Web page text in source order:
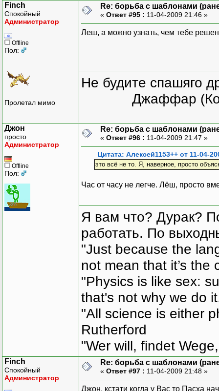
Finch
Спокойный
Администратор
Offline
Пол:
Пролетал мимо
Re: борьба с шаблонами
« Ответ #95 : 11-04-2009 21:46 »
Леш, а можно узнать, чем тебе
Не будите спашяго
Джаффар
Джон
просто
Администратор
Offline
Пол:
Re: борьба с шаблонами
« Ответ #96 : 11-04-2009 21:47 »
Цитата: Алексей1153++ от 11-04-
это всё не то. Я, наверное, просто
Час от часу не легче. Лёш, просто
Я вам что? Дурак?
работать. По
"Just because the
not mean that it’s the
"Physics is like sex:
that's not why we do
"All science is either
Rutherford
"Wer will, findet
Finch
Спокойный
Администратор
Re: борьба с шаблонами
« Ответ #97 : 11-04-2009 21:48 »
Джон, кстати когда у Вас то Пасха